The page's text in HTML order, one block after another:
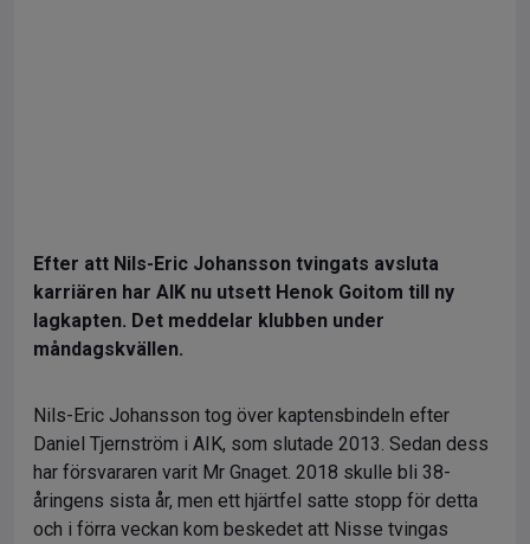
Efter att Nils-Eric Johansson tvingats avsluta
karriären har AIK nu utsett Henok Goitom till ny
lagkapten. Det meddelar klubben under
måndagskvällen.
Nils-Eric Johansson tog över kaptensbindeln efter
Daniel Tjernström i AIK, som slutade 2013. Sedan dess
har försvararen varit Mr Gnaget. 2018 skulle bli 38-
åringens sista år, men ett hjärtfel satte stopp för detta
och i förra veckan kom beskedet att Nisse tvingas